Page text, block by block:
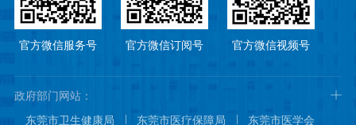
官方微信服务号 官方微信订阅号 官方微信视频号
政府部门网站：
东莞市卫生健康局
东莞市医疗保障局 东莞市医学会